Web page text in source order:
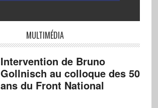
MULTIMÉDIA
Intervention de Bruno
Gollnisch au colloque des 50
ans du Front National